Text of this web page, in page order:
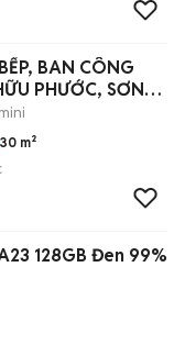
BAN CÔNG
PHƯỚC, SƠN
30 m²
128GB Đen 99%